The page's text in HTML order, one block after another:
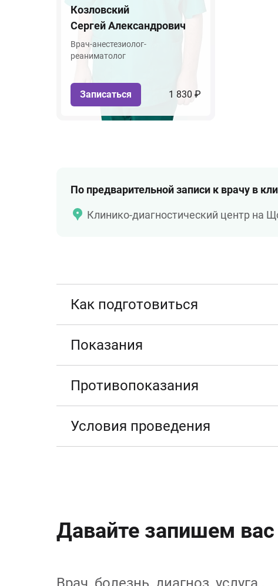
Козловский
Сергей Александрович
Врач-анестезиолог-
реаниматолог
Записаться 1 830 ₽
По предварительной записи к врачу в
Клинико-диагностический центр на
Как подготовиться
Показания
Противопоказания
Условия проведения
Давайте запишем вас